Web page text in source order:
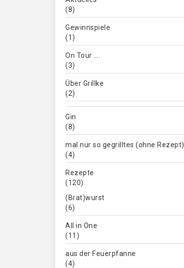
(8)
Gewinnspiele
(1)
On Tour ….
(3)
Über Grillke
(2)
Gin
(8)
mal nur so gegrilltes (ohne Rezept)
(4)
Rezepte
(120)
(Brat)wurst
(6)
All in One
(11)
aus der Feuerpfanne
(4)